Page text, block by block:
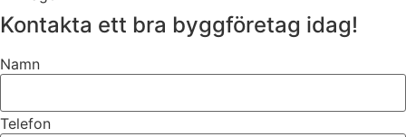
Kontakta ett bra byggföretag idag!
Namn
Telefon